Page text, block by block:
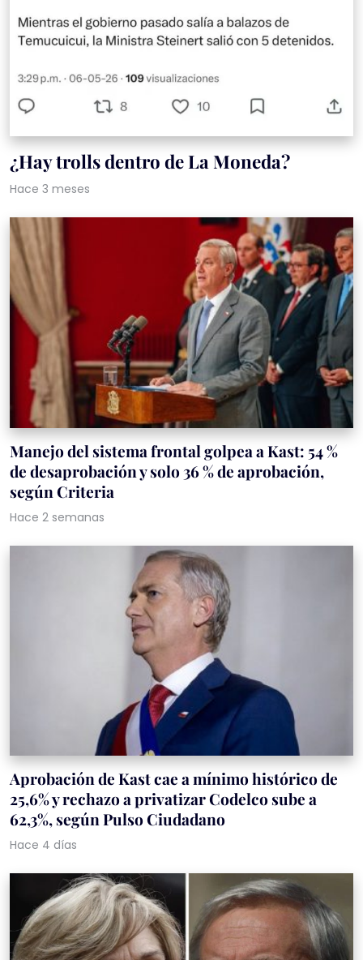
¿Hay trolls dentro de La Moneda?
Hace 3 meses
Manejo del sistema frontal golpea a Kast: 54 %
de desaprobación y solo 36 % de aprobación,
según Criteria
Hace 2 semanas
Aprobación de Kast cae a mínimo histórico de
25,6% y rechazo a privatizar Codelco sube a
62,3%, según Pulso Ciudadano
Hace 4 días